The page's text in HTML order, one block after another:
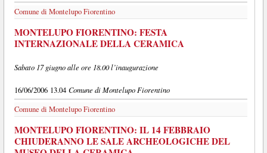
Comune di Montelupo Fiorentino
MONTELUPO FIORENTINO: FESTA
INTERNAZIONALE DELLA CERAMICA
Sabato 17 giugno alle ore 18.00 l’inaugurazione
16/06/2006 13.04 Comune di Montelupo Fiorentino
Comune di Montelupo Fiorentino
MONTELUPO FIORENTINO: IL 14 FEBBRAIO
CHIUDERANNO LE SALE ARCHEOLOGICHE DEL